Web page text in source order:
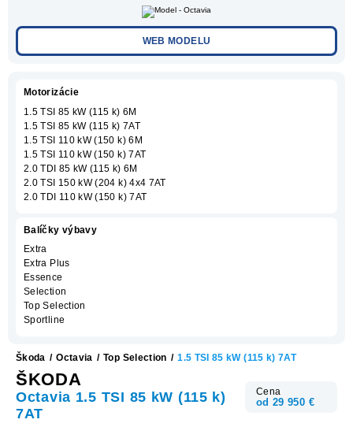
WEB MODELU
Škoda / Octavia / Top Selection / 1.5 TSI 85 kW (115 k) 7AT
ŠKODA
Octavia 1.5 TSI 85 kW (115 k)
7AT
Cena
od 29 950 €
Motorizácie
1.5 TSI 85 kW (115 k) 6M
1.5 TSI 85 kW (115 k) 7AT
1.5 TSI 110 kW (150 k) 6M
1.5 TSI 110 kW (150 k) 7AT
2.0 TDI 85 kW (115 k) 6M
2.0 TSI 150 kW (204 k) 4x4 7AT
2.0 TDI 110 kW (150 k) 7AT
Balíčky výbavy
Extra
Extra Plus
Essence
Selection
Top Selection
Sportline